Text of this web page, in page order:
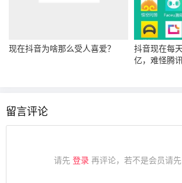
现在抖音为啥那么受人喜爱？
抖音现在每
亿，难怪腾
留言评论
请先 登录 再评论，若不是会员请先